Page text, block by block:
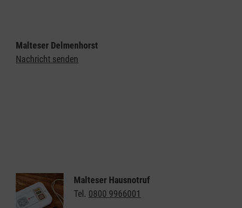
Malteser Delmenhorst
Nachricht senden
Malteser Hausnotruf
Tel. 0800 9966001